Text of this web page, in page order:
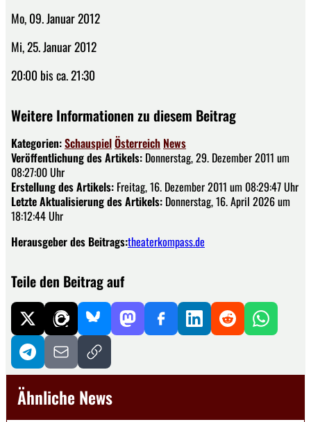
Mo, 09. Januar 2012
Mi, 25. Januar 2012
20:00 bis ca. 21:30
Weitere Informationen zu diesem Beitrag
Kategorien:SchauspielÖsterreich News
Veröffentlichung des Artikels: Donnerstag, 29. Dezember 2011 um
08:27:00 Uhr
Erstellung des Artikels: Freitag, 16. Dezember 2011 um 08:29:47 Uhr
Letzte Aktualisierung des Artikels: Donnerstag, 16. April 2026 um
18:12:44 Uhr
Herausgeber des Beitrags:theaterkompass.de
Teile den Beitrag auf
Ähnliche News